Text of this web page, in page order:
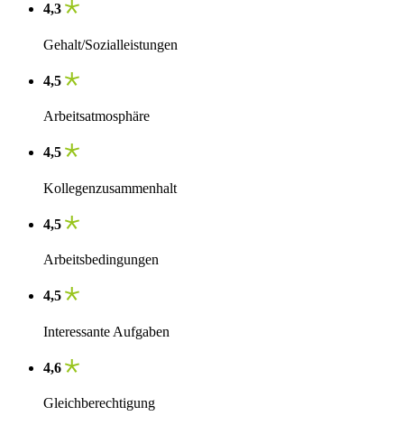
4,3
Gehalt/Sozialleistungen
4,5
Arbeitsatmosphäre
4,5
Kollegenzusammenhalt
4,5
Arbeitsbedingungen
4,5
Interessante Aufgaben
4,6
Gleichberechtigung